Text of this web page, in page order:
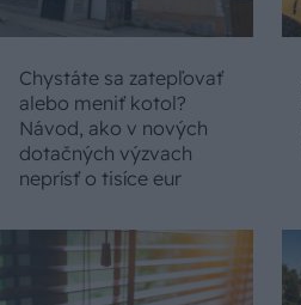
Chystáte sa zatepľovať
alebo meniť kotol?
Návod, ako v nových
dotačných výzvach
neprísť o tisíce eur